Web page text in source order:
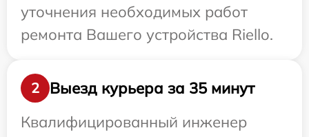
уточнения необходимых работ
ремонта Вашего устройства Riello.
2
Выезд курьера за 35 минут
Квалифицированный инженер